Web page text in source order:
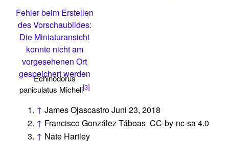
Fehler beim Erstellen
des Vorschaubildes:
Die Miniaturansicht
konnte nicht am
vorgesehenen Ort
gespeichert werden
Echinodorus
paniculatus Micheli[3]
↑ James Ojascastro Juni 23, 2018
↑ Francisco González Táboas CC-by-nc-sa 4.0
↑ Nate Hartley